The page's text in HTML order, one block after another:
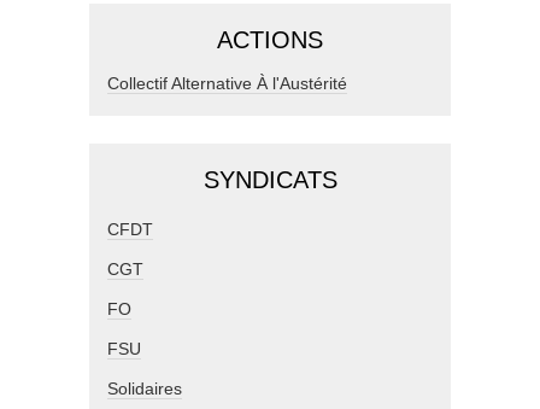
ACTIONS
Collectif Alternative À l'Austérité
SYNDICATS
CFDT
CGT
FO
FSU
Solidaires